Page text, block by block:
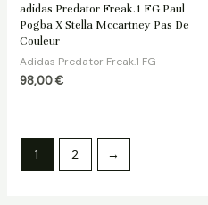
Note
sur
5
adidas Predator Freak.1 FG Paul
Pogba X Stella Mccartney Pas De
Couleur
Adidas Predator Freak.1 FG
98,00€
1 2 →